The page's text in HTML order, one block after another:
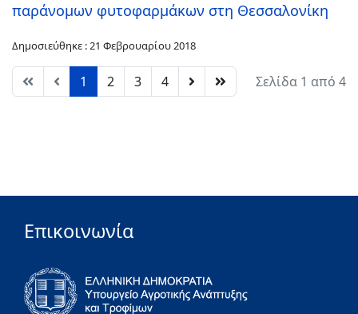
παράνομων φυτοφαρμάκων στη Θεσσαλονίκη
Δημοσιεύθηκε : 21 Φεβρουαρίου 2018
1 2 3 4 Σελίδα 1 από 4
Επικοινωνία